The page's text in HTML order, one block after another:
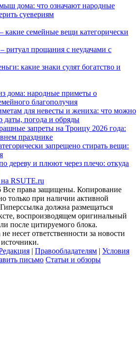
дома: что означают народные
суевериям
какие семейные вещи категорически
ритуал прощания с неудачами с
какие знаки сулят богатство и
дома: народные приметы о
благополучия
для невесты и жениха: что можно
даты, погода и обряды
запреты на Троицу 2026 года:
празднике
запрещено стирать вещи:
дереву и плюют через плечо: откуда
Все права защищены. Копирование
только при наличии активной
должна размещаться
воспроизводящем оригинальный
после цитируемого блока.
несет ответственности за новости
| Правообладателям | Условия
письмо Статьи и обзоры